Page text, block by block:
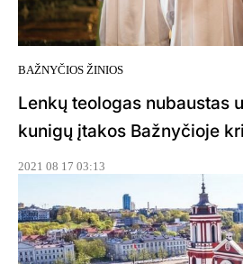
BAŽNYČIOS ŽINIOS
Lenkų teologas nubaustas
kunigų įtakos Bažnyčioje
2021 08 17 03:13